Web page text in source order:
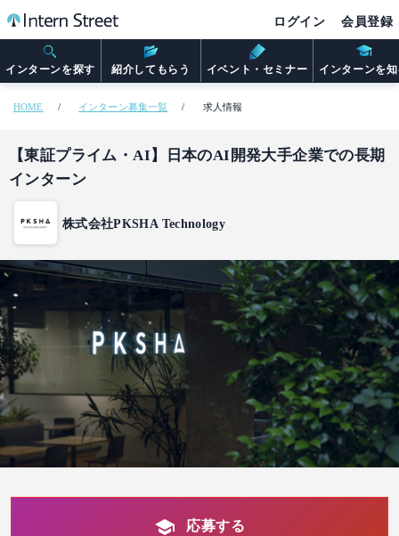
インターンを探す 紹介してもらう イベント・セミナー インターンを
ログイン 会員登録
HOME インターン募集一覧 求人情報
【東証プライム・AI】日本のAI開発大手企業での長期
インターン
株式会社PKSHA Technology
応募する